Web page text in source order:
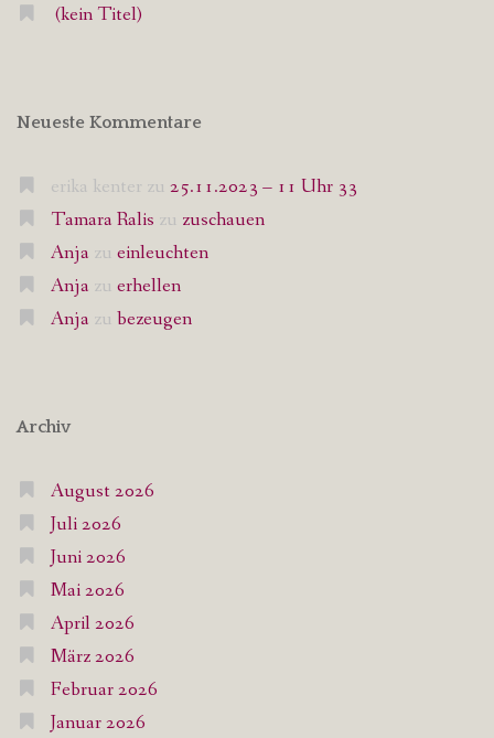
(kein Titel)
Neueste Kommentare
erika kenter zu 25.11.2023 – 11 Uhr 33
Tamara Ralis zu zuschauen
Anja zu einleuchten
Anja zu erhellen
Anja zu bezeugen
Archiv
August 2026
Juli 2026
Juni 2026
Mai 2026
April 2026
März 2026
Februar 2026
Januar 2026